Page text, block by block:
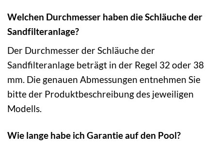
Welchen Durchmesser haben die Schläuche der
Sandfilteranlage?
Der Durchmesser der Schläuche der
Sandfilteranlage beträgt in der Regel 32 oder 38
mm. Die genauen Abmessungen entnehmen Sie
bitte der Produktbeschreibung des jeweiligen
Modells.
Wie lange habe ich Garantie auf den Pool?